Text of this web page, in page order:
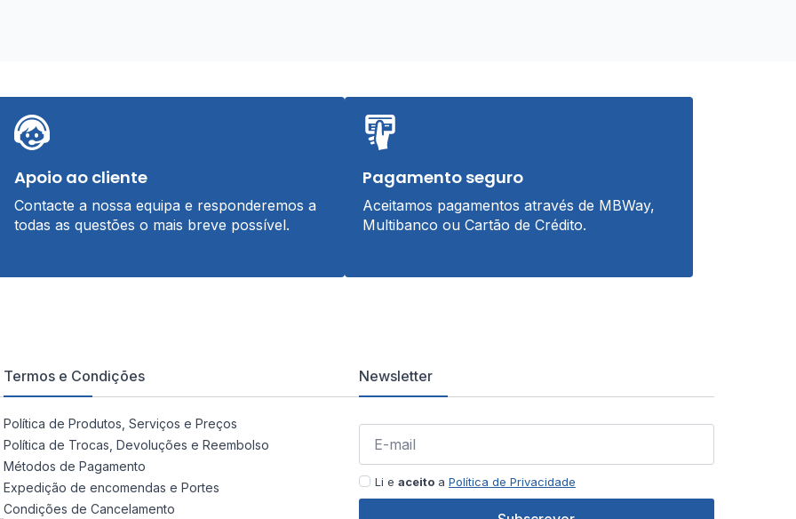
Apoio ao cliente
Contacte a nossa equipa e responderemos a
todas as questões o mais breve possível.
Pagamento seguro
Aceitamos pagamentos através de MBWay,
Multibanco ou Cartão de Crédito.
Termos e Condições
Política de Produtos, Serviços e Preços
Política de Trocas, Devoluções e Reembolso
Métodos de Pagamento
Expedição de encomendas e Portes
Condições de Cancelamento
Newsletter
Li e aceitoa Política de Privacidade